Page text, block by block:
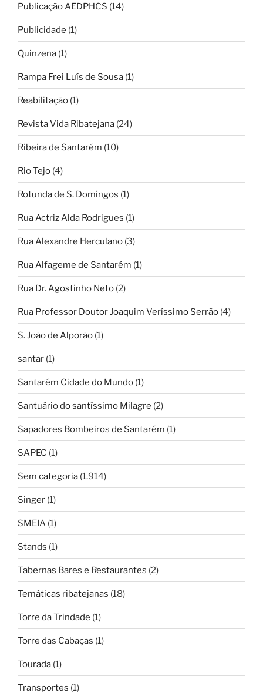
Publicação AEDPHCS (14)
Publicidade (1)
Quinzena (1)
Rampa Frei Luís de Sousa (1)
Reabilitação (1)
Revista Vida Ribatejana (24)
Ribeira de Santarém (10)
Rio Tejo (4)
Rotunda de S. Domingos (1)
Rua Actriz Alda Rodrigues (1)
Rua Alexandre Herculano (3)
Rua Alfageme de Santarém (1)
Rua Dr. Agostinho Neto (2)
Rua Professor Doutor Joaquim Veríssimo Serrão (4)
S. João de Alporão (1)
santar (1)
Santarém Cidade do Mundo (1)
Santuário do santíssimo Milagre (2)
Sapadores Bombeiros de Santarém (1)
SAPEC (1)
Sem categoria (1.914)
Singer (1)
SMEIA (1)
Stands (1)
Tabernas Bares e Restaurantes (2)
Temáticas ribatejanas (18)
Torre da Trindade (1)
Torre das Cabaças (1)
Tourada (1)
Transportes (1)